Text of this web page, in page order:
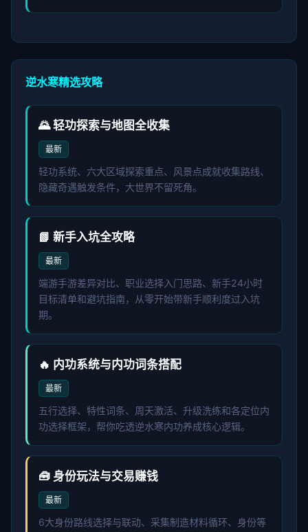
逆水寒精选攻略
🌄 轻功探索与地图全收集
最新
轻功系统、六大区域探索重点、风景点成就收集路线、
隐藏奇遇触发条件，大世界不留死角。
📗 新手入坑全攻略
最新
端游手游差异对比、职业选择入门思路、新手24小时
目标清单和避坑指南，从零开始带新手顺利度过入坑
期。
🔥 内功系统与内功词条搭配
最新
五行选择、特性词条、周天激活、升级洗练和各定位内
功选择框架，帮你吃透逆水寒内功养成核心逻辑。
🧰 身份玩法与交易赚钱
最新
6大身份路线选择与联动、采集制造材料循环、身份等